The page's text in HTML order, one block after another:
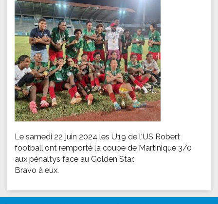
Le samedi 22 juin 2024 les U19 de l'US Robert
football ont remporté la coupe de Martinique 3/0
aux pénaltys face au Golden Star.
Bravo à eux.